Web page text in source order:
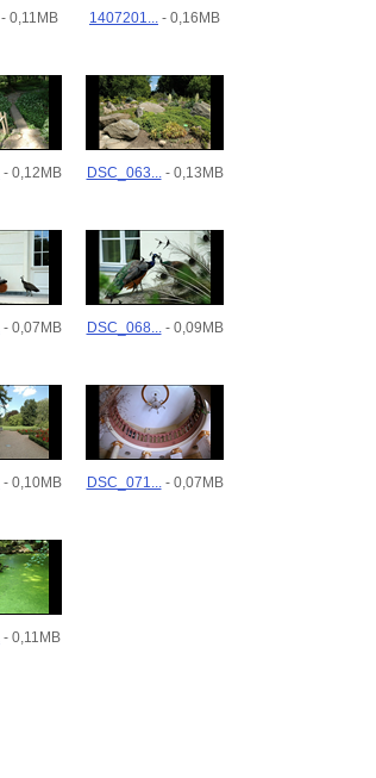
- 0,11MB 1407201... - 0,16MB
- 0,12MB DSC_063... - 0,13MB
- 0,07MB DSC_068... - 0,09MB
- 0,10MB DSC_071... - 0,07MB
- 0,11MB